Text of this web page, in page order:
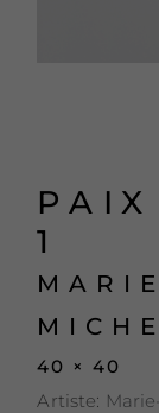
1
40 × 40
Artiste: